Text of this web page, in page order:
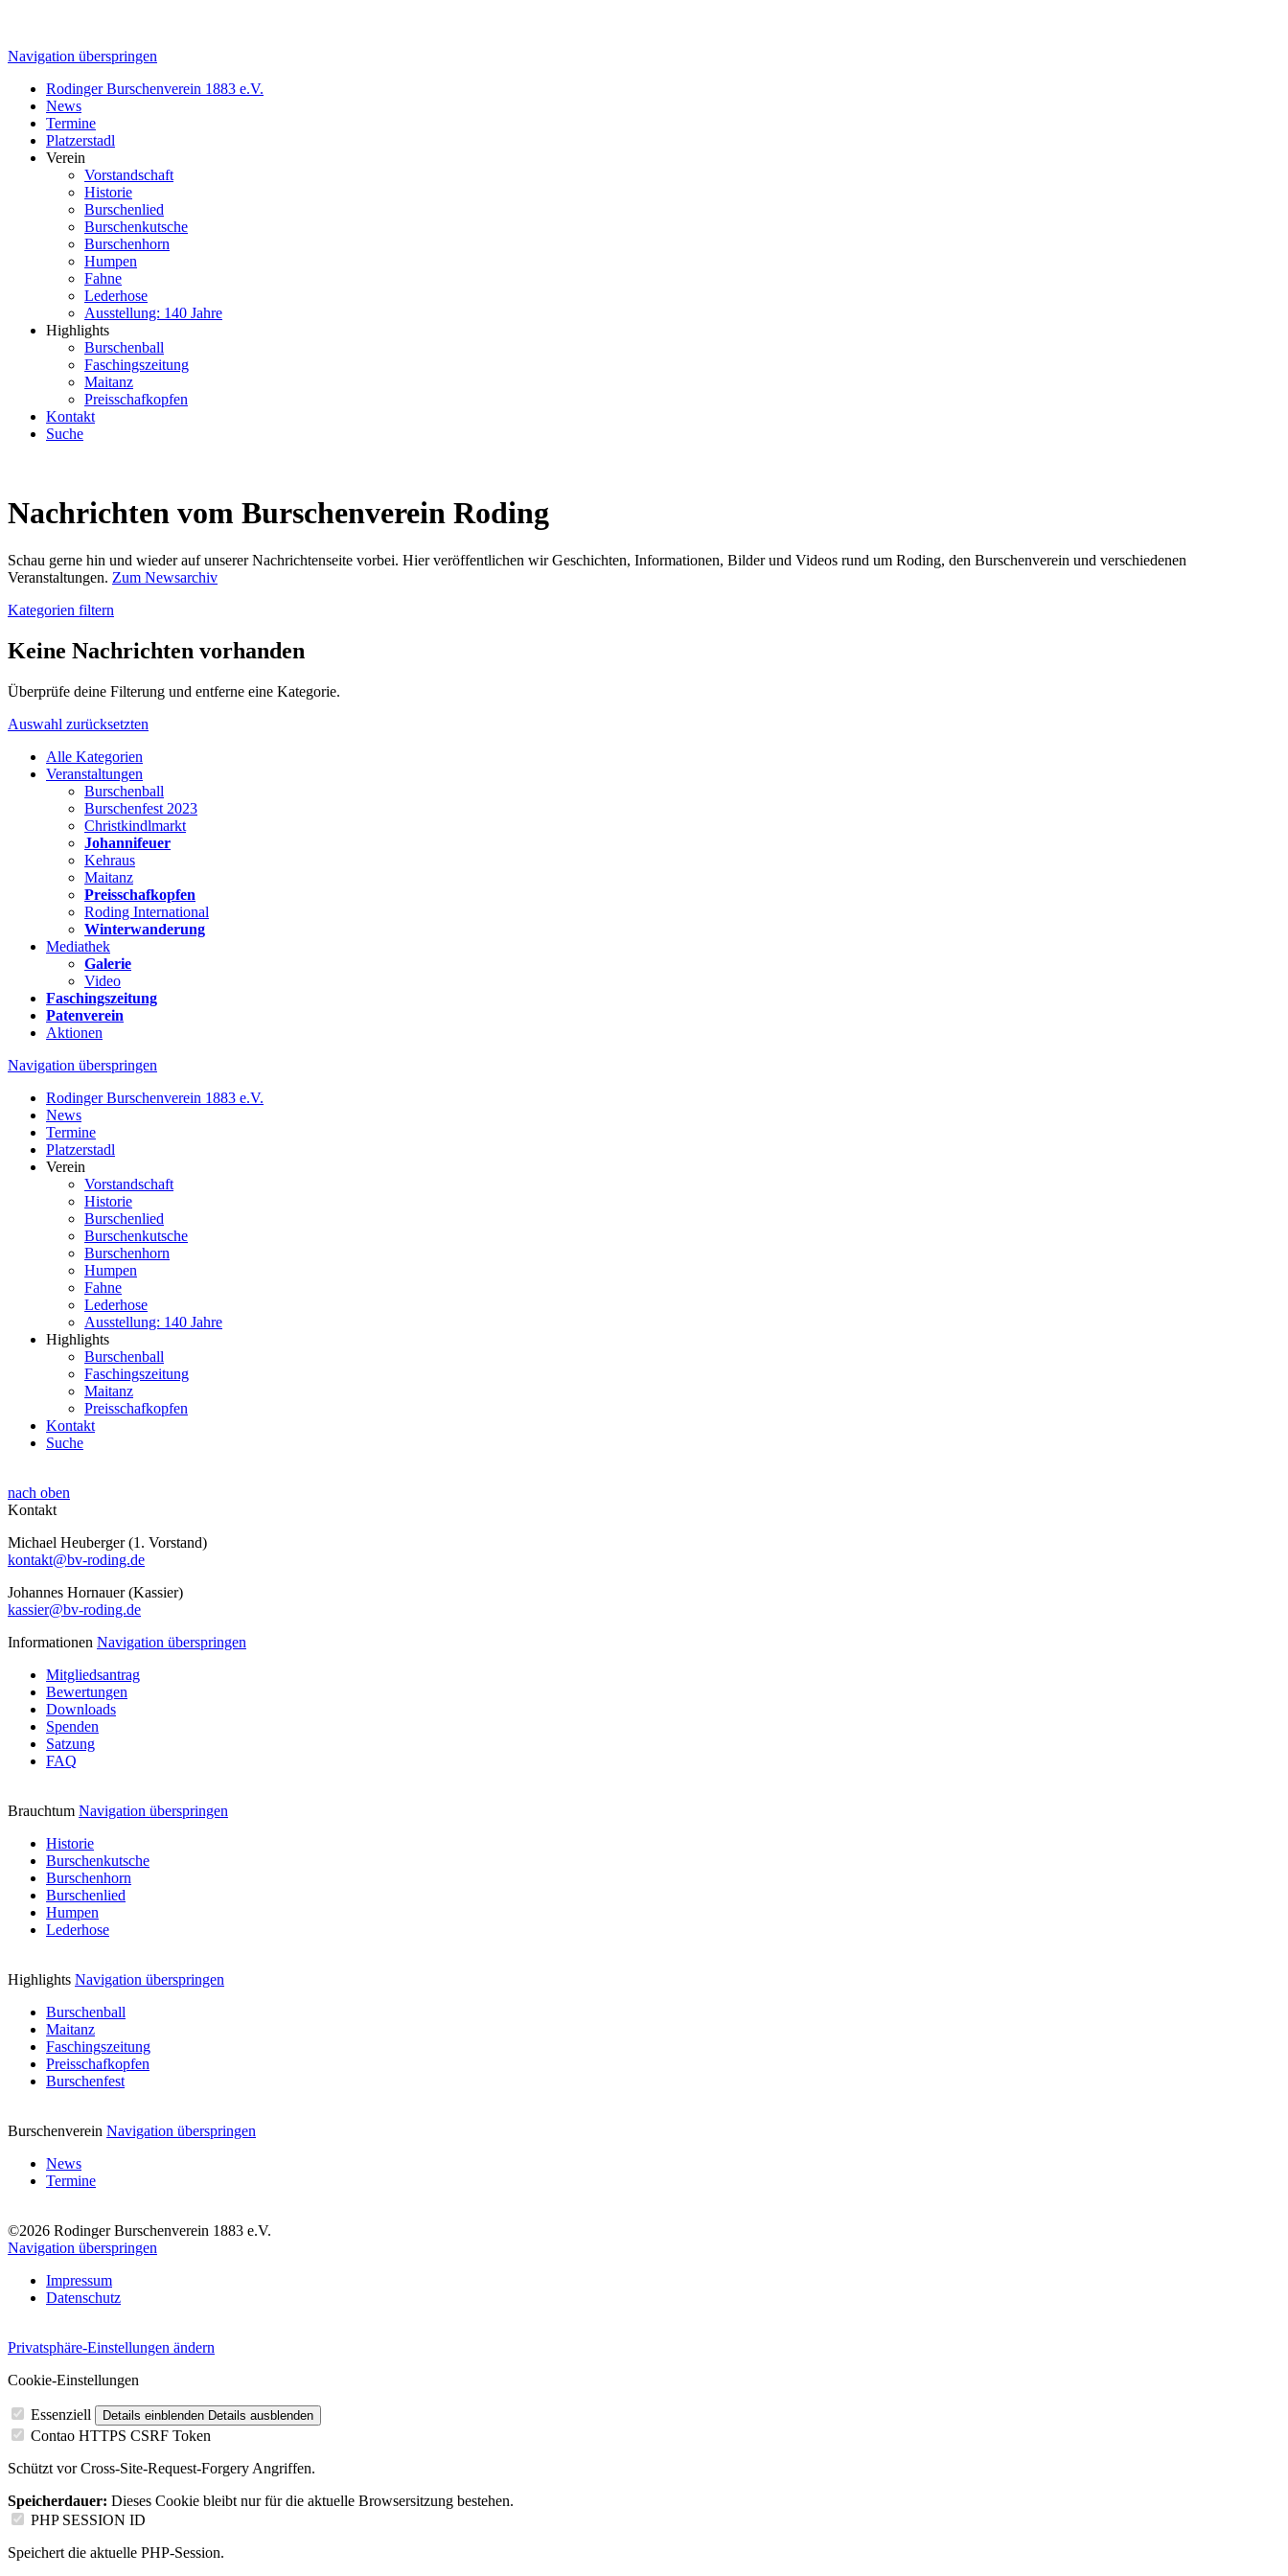
Navigation überspringen
Rodinger Burschenverein 1883 e.V.
News
Termine
Platzerstadl
Verein
Vorstandschaft
Historie
Burschenlied
Burschenkutsche
Burschenhorn
Humpen
Fahne
Lederhose
Ausstellung: 140 Jahre
Highlights
Burschenball
Faschingszeitung
Maitanz
Preisschafkopfen
Kontakt
Suche
Nachrichten vom Burschenverein Roding
Schau gerne hin und wieder auf unserer Nachrichtenseite vorbei. Hier veröffentlichen wir Geschichten, Informationen, Bilder und Videos rund um Roding, den Burschenverein und verschiedenen
Veranstaltungen. Zum Newsarchiv
Kategorien filtern
Keine Nachrichten vorhanden
Überprüfe deine Filterung und entferne eine Kategorie.
Auswahl zurücksetzten
Alle Kategorien
Veranstaltungen
Burschenball
Burschenfest 2023
Christkindlmarkt
Johannifeuer
Kehraus
Maitanz
Preisschafkopfen
Roding International
Winterwanderung
Mediathek
Galerie
Video
Faschingszeitung
Patenverein
Aktionen
Navigation überspringen
Rodinger Burschenverein 1883 e.V.
News
Termine
Platzerstadl
Verein
Vorstandschaft
Historie
Burschenlied
Burschenkutsche
Burschenhorn
Humpen
Fahne
Lederhose
Ausstellung: 140 Jahre
Highlights
Burschenball
Faschingszeitung
Maitanz
Preisschafkopfen
Kontakt
Suche
nach oben
Kontakt
Michael Heuberger (1. Vorstand)
kontakt@bv-roding.de
Johannes Hornauer (Kassier)
kassier@bv-roding.de
Informationen Navigation überspringen
Mitgliedsantrag
Bewertungen
Downloads
Spenden
Satzung
FAQ
Brauchtum Navigation überspringen
Historie
Burschenkutsche
Burschenhorn
Burschenlied
Humpen
Lederhose
Highlights Navigation überspringen
Burschenball
Maitanz
Faschingszeitung
Preisschafkopfen
Burschenfest
Burschenverein Navigation überspringen
News
Termine
©2026 Rodinger Burschenverein 1883 e.V.
Navigation überspringen
Impressum
Datenschutz
Privatsphäre-Einstellungen ändern
Cookie-Einstellungen
Essenziell Details einblenden Details ausblenden
Contao HTTPS CSRF Token
Schützt vor Cross-Site-Request-Forgery Angriffen.
Speicherdauer: Dieses Cookie bleibt nur für die aktuelle Browsersitzung bestehen.
PHP SESSION ID
Speichert die aktuelle PHP-Session.